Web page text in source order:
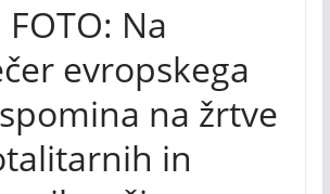
FOTO: Na
evropskega
na žrtve
in